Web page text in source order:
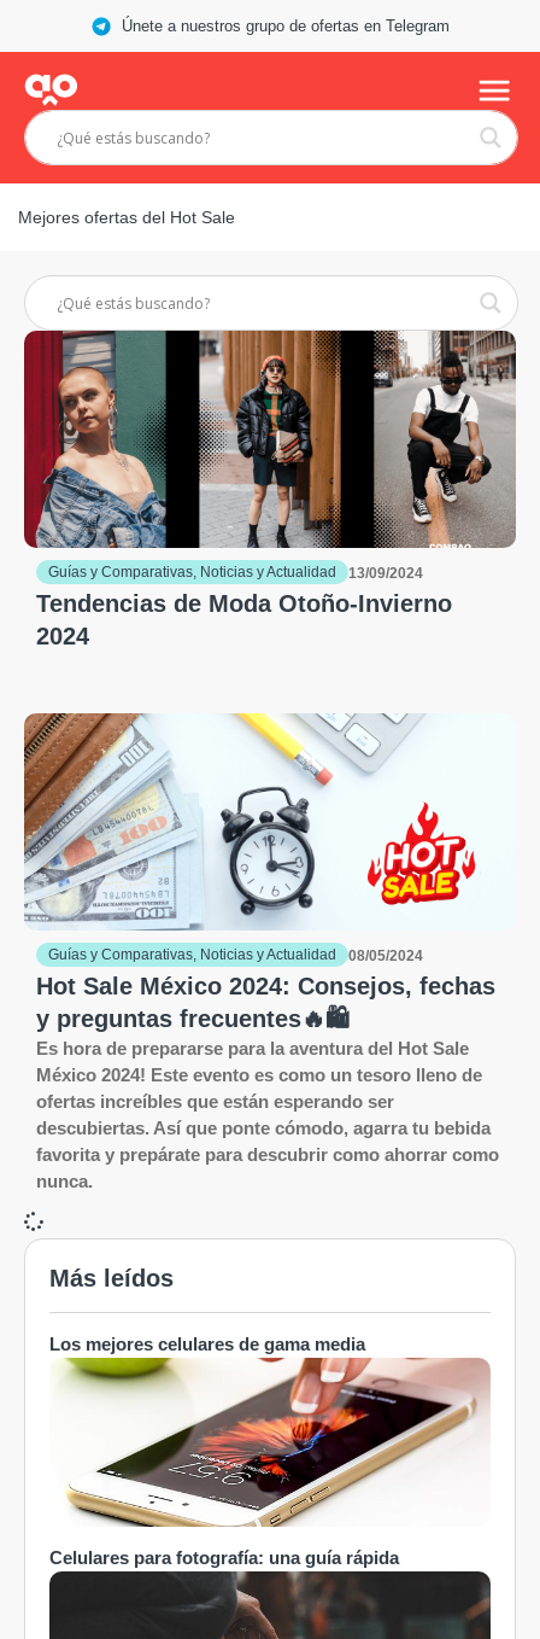
Únete a nuestros grupo de ofertas en Telegram
Mejores ofertas del Hot Sale
Guías y Comparativas, Noticias y Actualidad 13/09/2024
Tendencias de Moda Otoño-Invierno
2024
Guías y Comparativas, Noticias y Actualidad 08/05/2024
Hot Sale México 2024: Consejos, fechas
y preguntas frecuentes🔥🛍
Es hora de prepararse para la aventura del Hot Sale
México 2024! Este evento es como un tesoro lleno de
ofertas increíbles que están esperando ser
descubiertas. Así que ponte cómodo, agarra tu bebida
favorita y prepárate para descubrir como ahorrar como
nunca.
Más leídos
Los mejores celulares de gama media
Celulares para fotografía: una guía rápida